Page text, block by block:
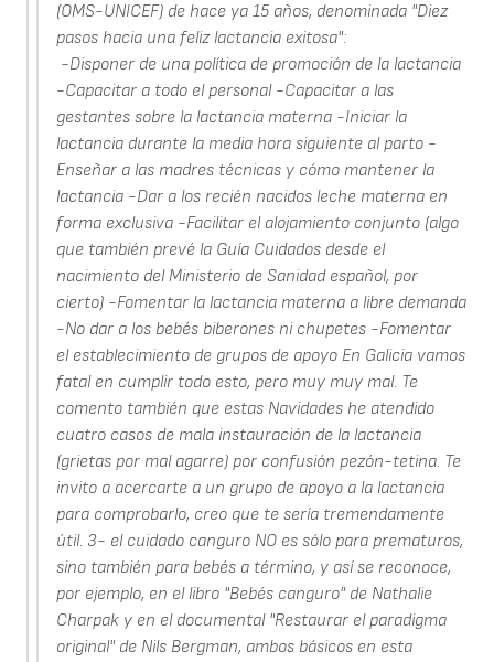
(OMS-UNICEF) de hace ya 15 años, denominada "Diez
pasos hacia una feliz lactancia exitosa":
-Disponer de una política de promoción de la lactancia
-Capacitar a todo el personal -Capacitar a las
gestantes sobre la lactancia materna -Iniciar la
lactancia durante la media hora siguiente al parto -
Enseñar a las madres técnicas y cómo mantener la
lactancia -Dar a los recién nacidos leche materna en
forma exclusiva -Facilitar el alojamiento conjunto (algo
que también prevé la Guía Cuidados desde el
nacimiento del Ministerio de Sanidad español, por
cierto) -Fomentar la lactancia materna a libre demanda
-No dar a los bebés biberones ni chupetes -Fomentar
el establecimiento de grupos de apoyo En Galicia vamos
fatal en cumplir todo esto, pero muy muy mal. Te
comento también que estas Navidades he atendido
cuatro casos de mala instauración de la lactancia
(grietas por mal agarre) por confusión pezón-tetina. Te
invito a acercarte a un grupo de apoyo a la lactancia
para comprobarlo, creo que te sería tremendamente
útil. 3- el cuidado canguro NO es sólo para prematuros,
sino también para bebés a término, y así se reconoce,
por ejemplo, en el libro "Bebés canguro" de Nathalie
Charpak y en el documental "Restaurar el paradigma
original" de Nils Bergman, ambos básicos en esta